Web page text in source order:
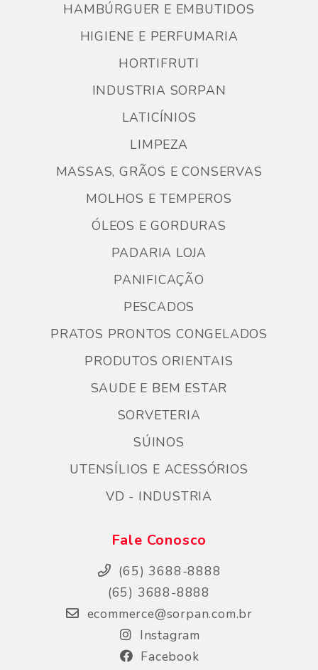
HAMBÚRGUER E EMBUTIDOS
HIGIENE E PERFUMARIA
HORTIFRUTI
INDUSTRIA SORPAN
LATICÍNIOS
LIMPEZA
MASSAS, GRÃOS E CONSERVAS
MOLHOS E TEMPEROS
ÓLEOS E GORDURAS
PADARIA LOJA
PANIFICAÇÃO
PESCADOS
PRATOS PRONTOS CONGELADOS
PRODUTOS ORIENTAIS
SAUDE E BEM ESTAR
SORVETERIA
SÚINOS
UTENSÍLIOS E ACESSÓRIOS
VD - INDUSTRIA
Fale Conosco
(65) 3688-8888
(65) 3688-8888
ecommerce@sorpan.com.br
Instagram
Facebook